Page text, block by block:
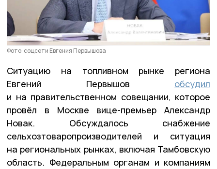
Фото: соцсети Евгения Первышова
Ситуацию на топливном рынке региона
Евгений Первышов обсудил
и на правительственном совещании, которое
провёл в Москве вице-премьер Александр
Новак. Обсуждалось снабжение
сельхозтоваропроизводителей и ситуация
на региональных рынках, включая Тамбовскую
область. Федеральным органам и компаниям